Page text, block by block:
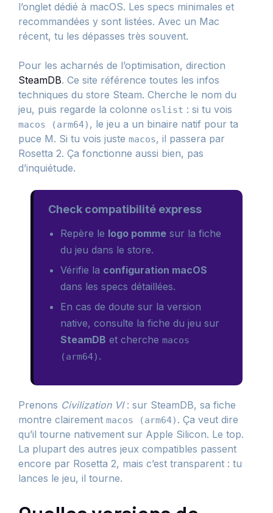
l’onglet dédié à macOS. Les specs minimales et
recommandées y sont listées. Avec un Mac
récent, tu les dépasses très souvent.
Pour les acharnés de l’optimisation, direction
SteamDB. Ce site référence toutes les infos
techniques du store Steam. Cherche le nom du
jeu, puis regarde la colonne oslist : si tu vois
macos (arm64) , le jeu a un binaire natif pour ta
puce M. Si tu vois juste macos, il passera par
Rosetta 2. Ça fonctionne aussi bien, pas
d’inquiétude.
Check compatibilité express
Repère le logo pomme sur la fiche
du jeu dans le store.
Vérifie la configuration macOS
dans les specs détaillées.
En cas de doute sur la version
native, consulte la fiche du jeu sur
SteamDB et cherche macos
(arm64) .
Prenons Civilization VI: sur SteamDB, sa fiche
montre clairement macos (arm64) . Ça veut dire
qu’il tourne nativement sur Apple Silicon. Le top.
La plupart des autres jeux compatibles passent
encore par Rosetta 2, mais c’est transparent : tu
lances le jeu, il tourne.